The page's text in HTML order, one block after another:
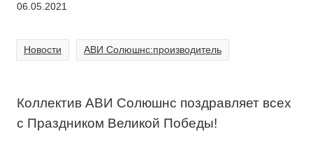
06.05.2021
Новости АВИ Солюшнс:производитель
Коллектив АВИ Солюшнс поздравляет всех
с Праздником Великой Победы!